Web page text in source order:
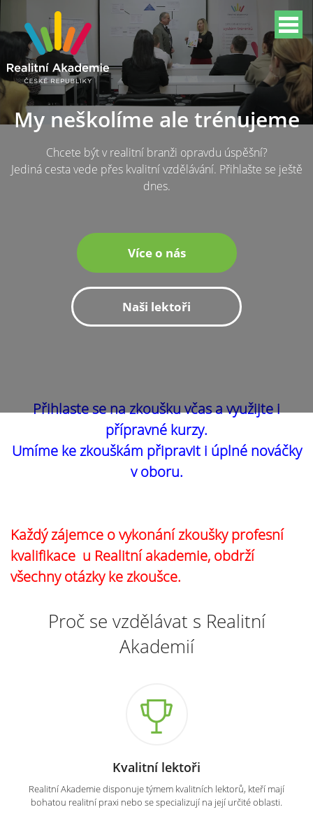
My neškolíme ale trénujeme
Chcete být v realitní branži opravdu úspěšní?
Jediná cesta vede přes kvalitní vzdělávání. Přihlašte se ještě
dnes.
Více o nás
Naši lektoři
Přihlaste se na zkoušku včas a využijte i
přípravné kurzy.
Umíme ke zkouškám připravit i úplné nováčky
v oboru.
Každý zájemce o vykonání zkoušky profesní
kvalifikace u Realitní akademie, obdrží
všechny otázky ke zkoušce.
Proč se vzdělávat s Realitní
Akademií
Kvalitní lektoři
Realitní Akademie disponuje týmem kvalitních lektorů, kteří mají
bohatou realitní praxi nebo se specializují na její určité oblasti.